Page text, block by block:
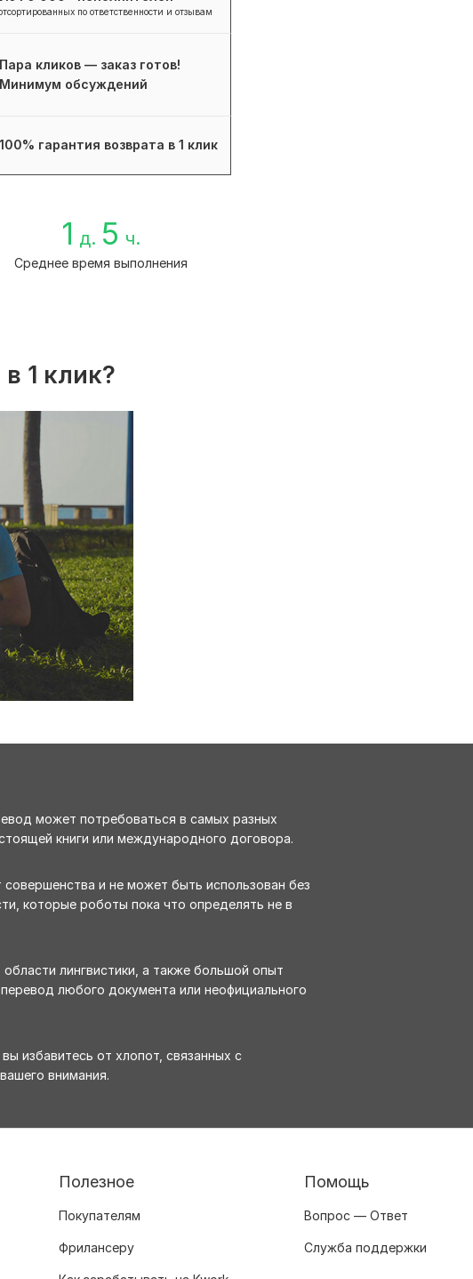
по ответственности и отзывам
Пара кликов — заказ готов!
Минимум обсуждений
100% гарантия возврата в 1 клик
1 д. 5 ч.
Среднее время выполнения
1 клик?
может потребоваться в самых разных
книги или международного договора.
и не может быть использован без
которые роботы пока что определять не в
лингвистики, а также большой опыт
любого документа или неофициального
избавитесь от хлопот, связанных с
внимания.
Полезное
Покупателям
Фрилансеру
Помощь
Вопрос — Ответ
Служба поддержки